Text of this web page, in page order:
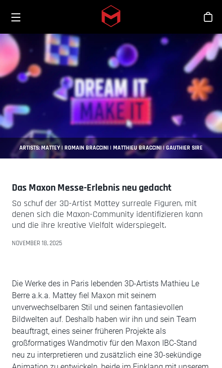
Skip to main content
ARTISTS: MATTEY | ROMAIN BRACCINI | MATTHIEU BRACCINI | GAUTHIER SIRE
Das Maxon Messe-Erlebnis neu gedacht
So schuf der 3D-Artist Mattey surreale Figuren, mit
denen sich die Maxon-Community identifizieren kann
und die ihre kreative Vielfalt widerspiegelt.
NOVEMBER 18, 2025
Die Werke des in Paris lebenden 3D-Artists Mathieu Le
Berre a.k.a. Mattey fiel Maxon mit seinem
unverwechselbaren Stil und seinen fantasievollen
Bildwelten auf. Deshalb haben wir ihn und sein Team
beauftragt, eines seiner früheren Projekte als
großformatiges Wandmotiv für den Maxon IBC-Stand
neu zu interpretieren und zusätzlich eine 30-sekündige